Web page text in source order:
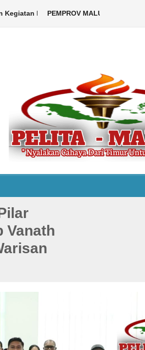
Libatkan ASN hingga Warga
PEMPROV MALUKU DUKUNG
Vanath